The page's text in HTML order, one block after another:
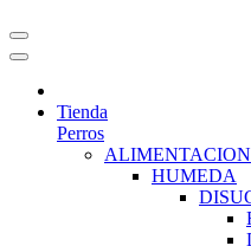
Tienda
Perros
ALIMENTACION
HUMEDA